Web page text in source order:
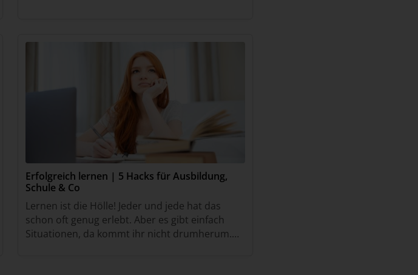
Erfolgreich lernen | 5 Hacks für Ausbildung,
Schule & Co
Lernen ist die Hölle! Jeder und jede hat das
schon oft genug erlebt. Aber es gibt einfach
Situationen, da kommt ihr nicht drumherum.